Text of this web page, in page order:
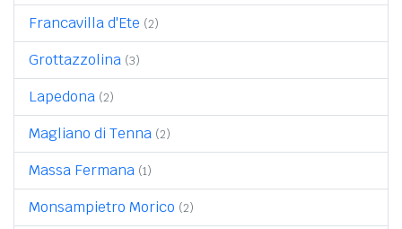
Francavilla d'Ete (2)
Grottazzolina (3)
Lapedona (2)
Magliano di Tenna (2)
Massa Fermana (1)
Monsampietro Morico (2)